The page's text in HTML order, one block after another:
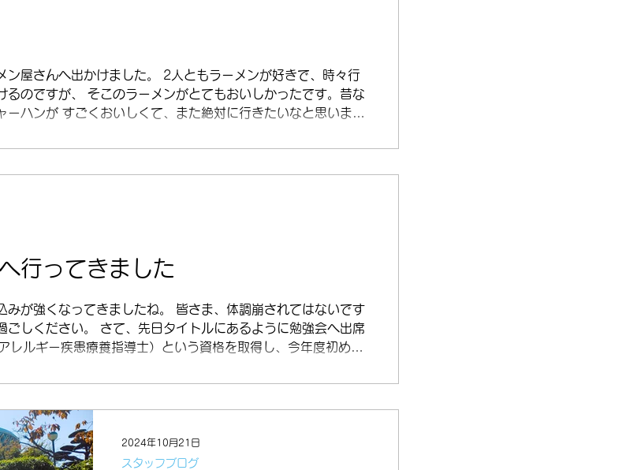
ン屋さんへ出かけました。 2人ともラーメンが好きで、時々行
るのですが、 そこのラーメンがとてもおいしかったです。昔な
ーハンが すごくおいしくて、また絶対に行きたいなと思いまし
行ってきました
みが強くなってきましたね。 皆さま、体調崩されてはないです
ごしください。 さて、先日タイトルにあるように勉強会へ出席
レルギー疾患療養指導士）という資格を取得し、今年度初め
スタッフブログ
2024年10月21日